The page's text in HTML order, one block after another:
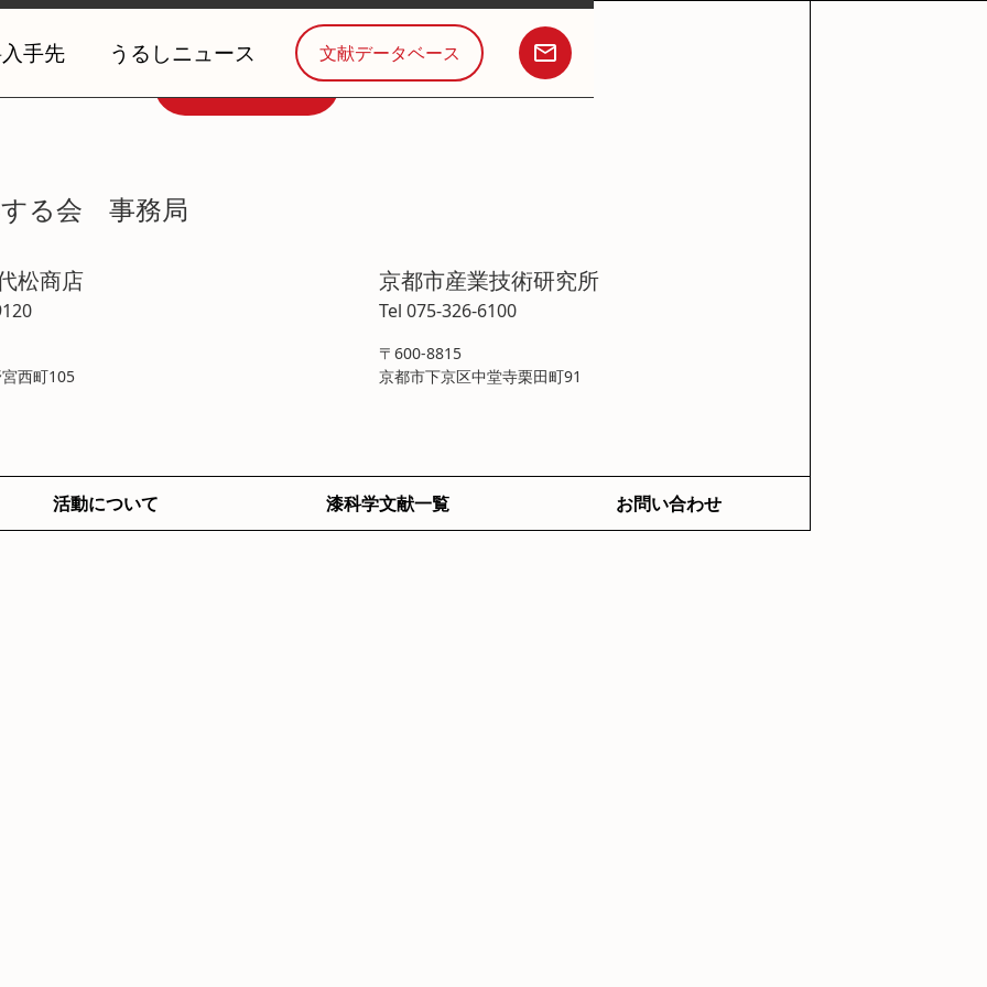
手先 うるしニュース
文献データベース
る会 事務局
松商店
西町105
京都市産業技術研究所
Tel 075-326-6100
〒600-8815
京都市下京区中堂寺栗田町91
活動について 漆科学文献一覧 お問い合わせ